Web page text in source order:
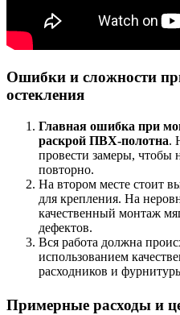
Ошибки и сложности
остекления
Главная ошибка при
раскрой ПВХ-полотна.
провести замеры, чтобы
повторно.
На втором месте стоит
для крепления. На
качественный монтаж
дефектов.
Вся работа должна
использованием
расходников и
Примерные расходы и